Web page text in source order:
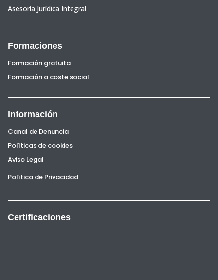
Asesoría Jurídica Integral
Formaciones
Formación gratuita
Formación a coste social
Información
Canal de Denuncia
Políticas de cookies
Aviso Legal
Política de Privacidad
Certificaciones